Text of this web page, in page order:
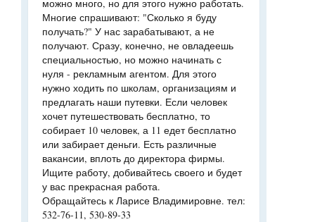
можно много, но для этого нужно работать.
Многие спрашивают: "Сколько я буду
получать?" У нас зарабатывают, а не
получают. Сразу, конечно, не овладеешь
специальностью, но можно начинать с
нуля - рекламным агентом. Для этого
нужно ходить по школам, организациям и
предлагать наши путевки. Если человек
хочет путешествовать бесплатно, то
собирает 10 человек, а 11 едет бесплатно
или забирает деньги. Есть различные
вакансии, вплоть до директора фирмы.
Ищите работу, добивайтесь своего и будет
у вас прекрасная работа.
Обращайтесь к Ларисе Владимировне. тел:
532-76-11, 530-89-33